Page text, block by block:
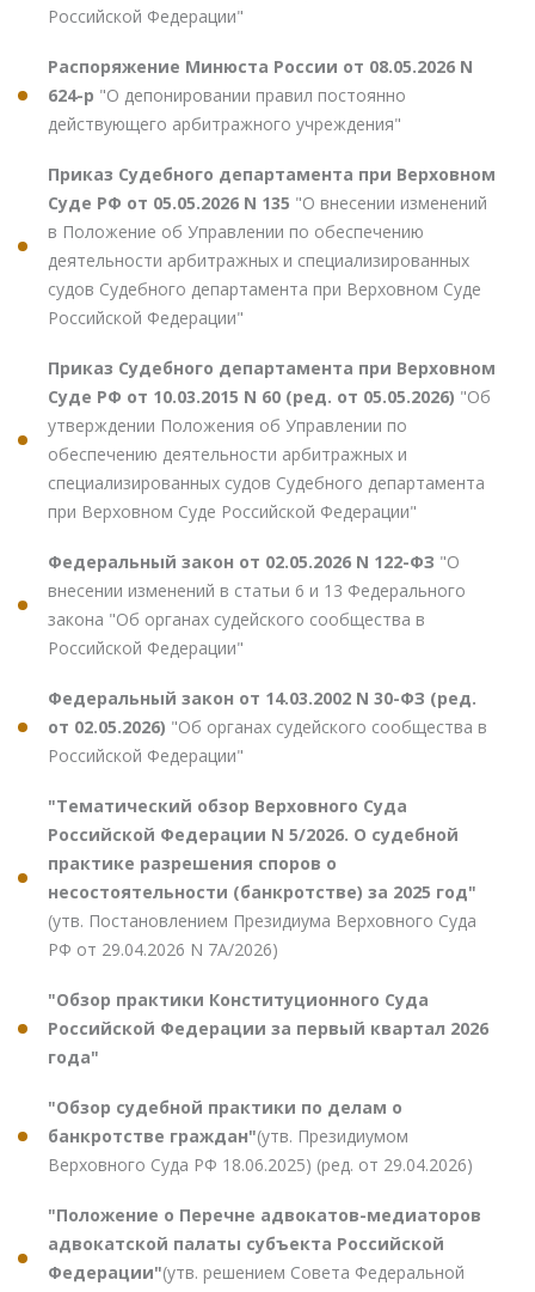
Российской Федерации"
Распоряжение Минюста России от 08.05.2026 N
624-р "О депонировании правил постоянно
действующего арбитражного учреждения"
Приказ Судебного департамента при Верховном
Суде РФ от 05.05.2026 N 135 "О внесении изменений
в Положение об Управлении по обеспечению
деятельности арбитражных и специализированных
судов Судебного департамента при Верховном Суде
Российской Федерации"
Приказ Судебного департамента при Верховном
Суде РФ от 10.03.2015 N 60 (ред. от 05.05.2026) "Об
утверждении Положения об Управлении по
обеспечению деятельности арбитражных и
специализированных судов Судебного департамента
при Верховном Суде Российской Федерации"
Федеральный закон от 02.05.2026 N 122-ФЗ "О
внесении изменений в статьи 6 и 13 Федерального
закона "Об органах судейского сообщества в
Российской Федерации"
Федеральный закон от 14.03.2002 N 30-ФЗ (ред.
от 02.05.2026) "Об органах судейского сообщества в
Российской Федерации"
"Тематический обзор Верховного Суда
Российской Федерации N 5/2026. О судебной
практике разрешения споров о
несостоятельности (банкротстве) за 2025 год"
(утв. Постановлением Президиума Верховного Суда
РФ от 29.04.2026 N 7А/2026)
"Обзор практики Конституционного Суда
Российской Федерации за первый квартал 2026
года"
"Обзор судебной практики по делам о
банкротстве граждан"(утв. Президиумом
Верховного Суда РФ 18.06.2025) (ред. от 29.04.2026)
"Положение о Перечне адвокатов-медиаторов
адвокатской палаты субъекта Российской
Федерации"(утв. решением Совета Федеральной